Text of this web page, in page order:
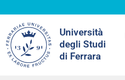
Università
degli Studi
di Ferrara
nel
sito